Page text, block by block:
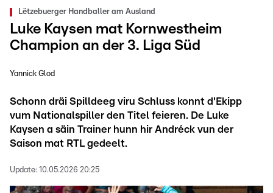
Lëtzebuerger Handballer am Ausland
Luke Kaysen mat Kornwestheim
Champion an der 3. Liga Süd
Yannick Glod
Schonn dräi Spilldeeg viru Schluss konnt d'Ekipp
vum Nationalspiller den Titel feieren. De Luke
Kaysen a säin Trainer hunn hir Andréck vun der
Saison mat RTL gedeelt.
Update: 10.05.2026 20:25